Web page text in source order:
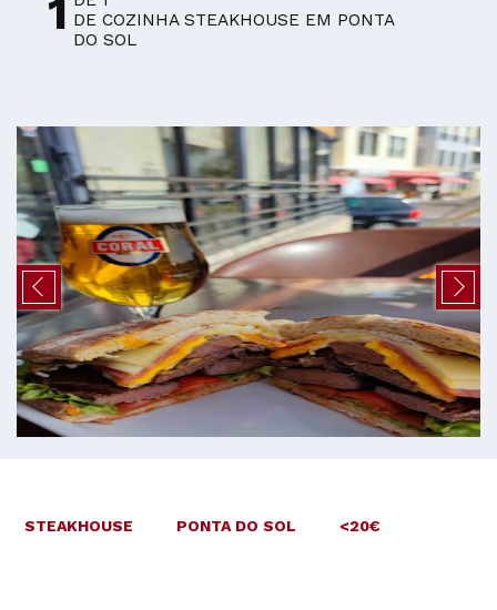
1 DE COZINHA STEAKHOUSE EM PONTA
DO SOL
STEAKHOUSE PONTA DO SOL <20€